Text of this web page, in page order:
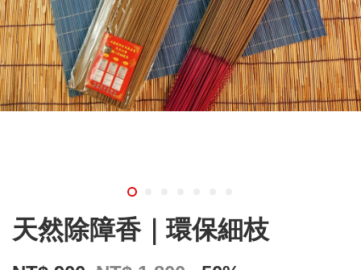
天然除障香｜環保細枝